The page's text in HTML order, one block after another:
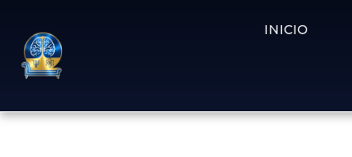
INICIO